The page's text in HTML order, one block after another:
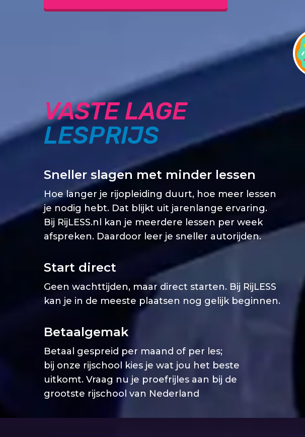
VASTE LAGE
LESPRIJS
Sneller slagen met minder lessen
Hoe langer je rijopleiding duurt, hoe meer lessen
je nodig hebt. Dat blijkt uit jarenlange ervaring.
Bij RijLESS.nl kan je meerdere lessen per week
afspreken. Daardoor leer je sneller autorijden.
Start direct
Geen wachttijden, maar direct starten. Bij RijLESS
kan je in de meeste plaatsen nog gelijk beginnen.
Betaalgemak
Betaal gespreid per maand of per les;
bij onze rijschool kies je wat jou het beste
uitkomt. Vraag nu je proefrijles aan bij de
grootste rijschool van Nederland